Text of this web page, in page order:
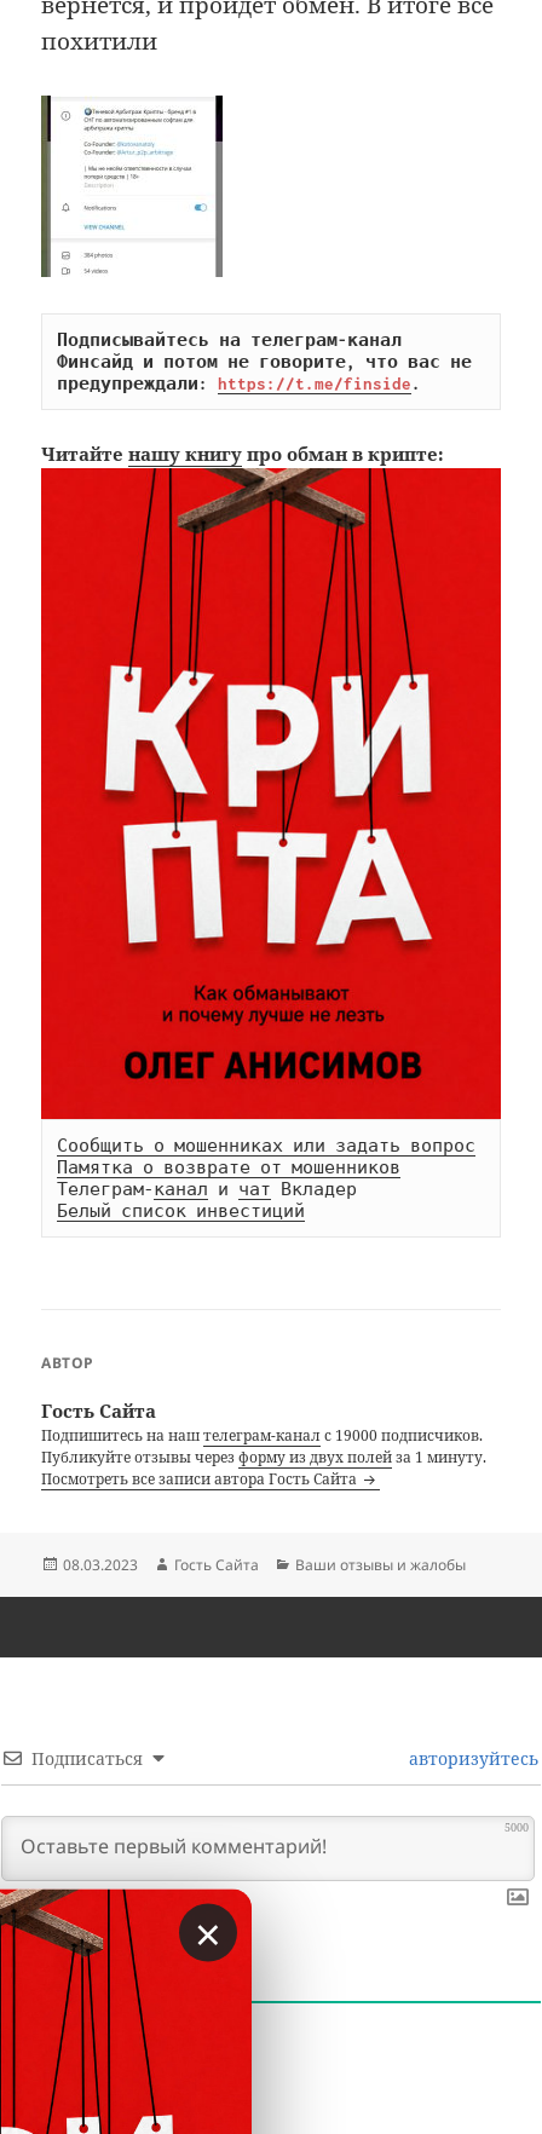
похитили
Подписывайтесь на телеграм-канал
Финсайд и потом не говорите, что вас не
предупреждали: https://t.me/finside.
Читайтенашу книгу про обман в крипте:
Сообщить о мошенниках или задать вопрос
Памятка о возврате от мошенников
Телеграм-канал и чат
Белый список инвестиций
АВТОР
Гость Сайта
Подпишитесь на наштелеграм-каналс 19000 подписчиков.
Публикуйте отзывы черезформу из двух полейза 1 минуту.
Посмотреть все записи автора Гость Сайта
Опубликовано
08.03.2023 Автор
Гость Сайта Рубрики
Ваши отзывы и жалобы
Подписаться авторизуйтесь
5000
КОММЕНТАРИИ
×